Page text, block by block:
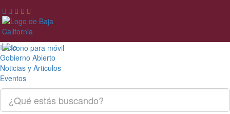
Inicio
Gobierno Abierto
Noticias y Articulos
Eventos